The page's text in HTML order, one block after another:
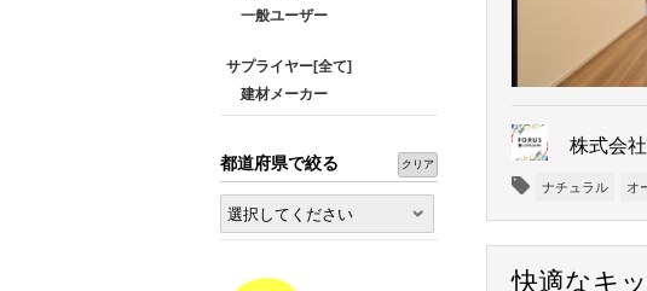
一般ユーザー
サプライヤー[全て]
建材メーカー
都道府県で絞る クリア
選択してください
株式会
ナチュラル オ
快適なキ